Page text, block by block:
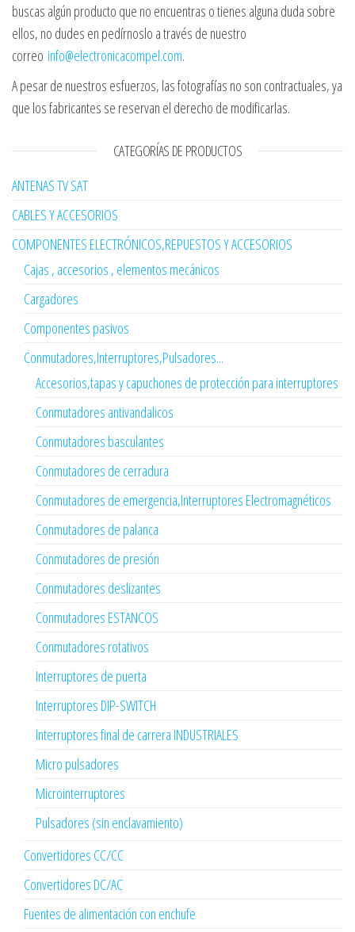
buscas algún producto que no encuentras o tienes alguna duda sobre
ellos, no dudes en pedírnoslo a través de nuestro
correo info@electronicacompel.com.
A pesar de nuestros esfuerzos, las fotografías no son contractuales, ya
que los fabricantes se reservan el derecho de modificarlas.
CATEGORÍAS DE PRODUCTOS
ANTENAS TV SAT
CABLES Y ACCESORIOS
COMPONENTES ELECTRÓNICOS,REPUESTOS Y ACCESORIOS
Cajas , accesorios , elementos mecánicos
Cargadores
Componentes pasivos
Conmutadores,Interruptores,Pulsadores...
Accesorios,tapas y capuchones de protección para interruptores
Conmutadores antivandalicos
Conmutadores basculantes
Conmutadores de cerradura
Conmutadores de emergencia,Interruptores Electromagnéticos
Conmutadores de palanca
Conmutadores de presión
Conmutadores deslizantes
Conmutadores ESTANCOS
Conmutadores rotativos
Interruptores de puerta
Interruptores DIP-SWITCH
Interruptores final de carrera INDUSTRIALES
Micro pulsadores
Microinterruptores
Pulsadores (sin enclavamiento)
Convertidores CC/CC
Convertidores DC/AC
Fuentes de alimentación con enchufe